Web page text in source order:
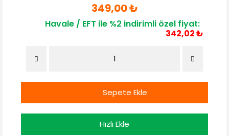
349,00 ₺
Havale / EFT ile %2 indirimli özel fiyat:
342,02 ₺
Sepete Ekle
Hızlı Ekle